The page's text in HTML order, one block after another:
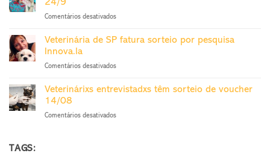
Controle
Pragas
24/9
Comentários desativadosem
O
Trabalho
voucher
Veterinária de SP fatura sorteio por pesquisa
Innova.la
Comentários desativadosem
sorteio
Veterinárixs entrevistadxs têm sorteio de voucher
14/08
Comentários desativadosem
TAGS: